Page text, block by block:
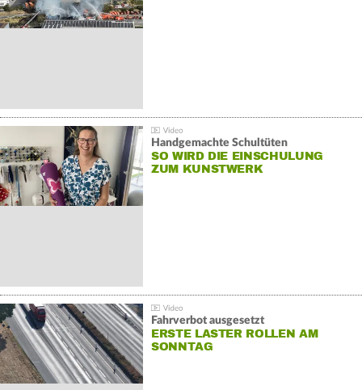
Handgemachte Schultüten
SO WIRD DIE EINSCHULUNG
ZUM KUNSTWERK
Fahrverbot ausgesetzt
ERSTE LASTER ROLLEN AM
SONNTAG